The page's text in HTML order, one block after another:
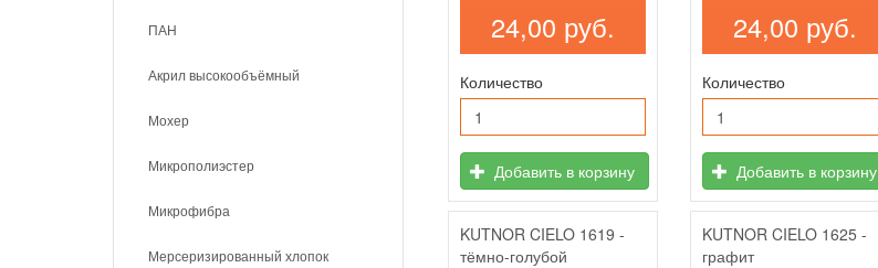
ПАН
Акрил высокообъёмный
Мохер
Микрополиэстер
Микрофибра
Мерсеризированный хлопок
24,00 руб.
Количество
Добавить в корзину
24,00 руб.
Количество
Добавить в корзину
KUTNOR CIELO 1619 -
тёмно-голубой
KUTNOR CIELO 1625 -
графит